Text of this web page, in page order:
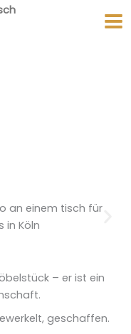
– er ist ein
geschaffen.